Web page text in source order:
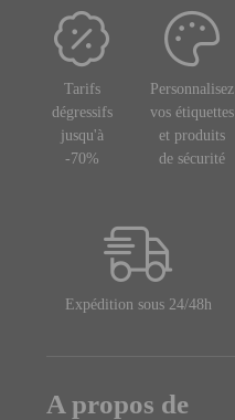
Tarifs
dégressifs
jusqu'à
-70%
Personnalisez
vos étiquettes
et produits
de sécurité
Expédition sous 24/48h
A propos de